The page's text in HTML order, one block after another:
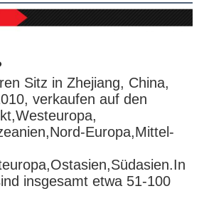
Sitz in Zhejiang, China,
verkaufen auf den
Europa,Mittel-
insgesamt etwa 51-100